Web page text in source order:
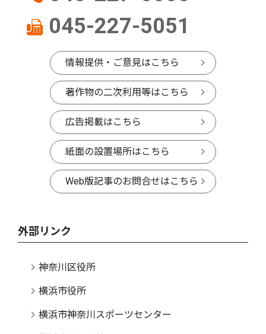
045-227-5051
情報提供・ご意見はこちら
著作物の二次利用等はこちら
広告掲載はこちら
紙面の設置場所はこちら
Web版記事のお問合せはこちら
外部リンク
神奈川区役所
横浜市役所
横浜市神奈川スポーツセンター